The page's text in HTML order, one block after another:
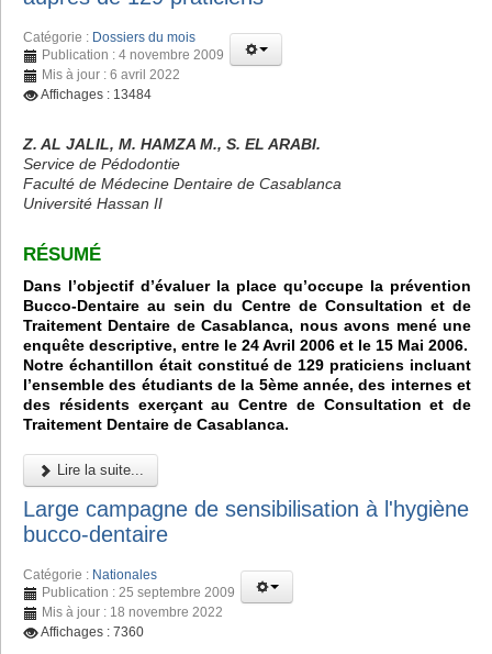
Catégorie : Dossiers du mois
Publication : 4 novembre 2009
Mis à jour : 6 avril 2022
Affichages : 13484
Z. AL JALIL, M. HAMZA M., S. EL ARABI.
Service de Pédodontie
Faculté de Médecine Dentaire de Casablanca
Université Hassan II
RÉSUMÉ
Dans l’objectif d’évaluer la place qu’occupe la prévention
Bucco-Dentaire au sein du Centre de Consultation et de
Traitement Dentaire de Casablanca, nous avons mené une
enquête descriptive, entre le 24 Avril 2006 et le 15 Mai 2006.
Notre échantillon était constitué de 129 praticiens incluant
l’ensemble des étudiants de la 5ème année, des internes et
des résidents exerçant au Centre de Consultation et de
Traitement Dentaire de Casablanca.
Lire la suite...
Large campagne de sensibilisation à l'hygiène
bucco-dentaire
Catégorie : Nationales
Publication : 25 septembre 2009
Mis à jour : 18 novembre 2022
Affichages : 7360